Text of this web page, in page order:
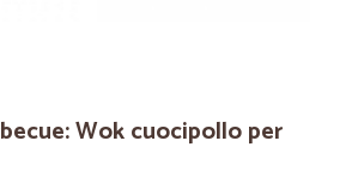
Wok cuocipollo per